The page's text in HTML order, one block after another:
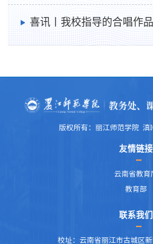
喜讯丨我校指导的合唱作品在怒江州第一届中小学生文化
版权所有：丽江师范学院 滇
友情链接
云南省教育
教育部
联系我们
校址：云南省丽江市古城区